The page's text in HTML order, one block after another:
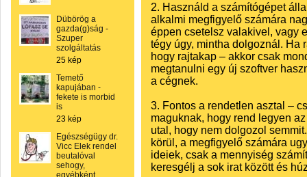
Dübörög a
gazda(g)ság -
Szuper
szolgáltatás
25 kép
Temető
kapujában -
fekete is morbid
is
23 kép
Egészségügy dr.
Vicc Elek rendel
beutalóval
sehogy,
egyébként
2. Használd a számítógépet
alkalmi megfigyelő számára
éppen csetelsz valakivel, vagy
tégy úgy, mintha dolgoznál. Ha
hogy rajtakap – akkor csak
megtanulni egy új szoftver
a cégnek.
3. Fontos a rendetlen asztal –
maguknak, hogy rend legyen
utal, hogy nem dolgozol
körül, a megfigyelő számára
ideiek, csak a mennyiség
keresgélj a sok irat között és